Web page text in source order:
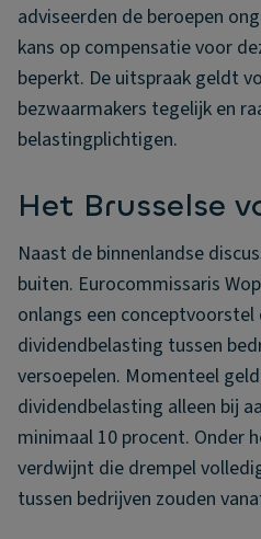
adviseerden de beroepen
kans op compensatie voor
beperkt. De uitspraak geldt
bezwaarmakers tegelijk en
belastingplichtigen.
Het Brusselse
Naast de binnenlandse
buiten. Eurocommissaris
onlangs een
dividendbelasting tussen
versoepelen. Momenteel
dividendbelasting alleen bij
minimaal 10 procent. Onder
verdwijnt die drempel
tussen bedrijven zouden